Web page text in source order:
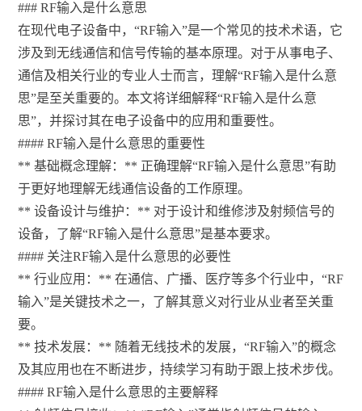
### RF输入是什么意思
在现代电子设备中，“RF输入”是一个常见的技术术语，它
涉及到无线通信和信号传输的基本原理。对于从事电子、
通信及相关行业的专业人士而言，理解“RF输入是什么意
思”是至关重要的。本文将详细解释“RF输入是什么意
思”，并探讨其在电子设备中的应用和重要性。
#### RF输入是什么意思的重要性
** 基础概念理解：** 正确理解“RF输入是什么意思”有助
于更好地理解无线通信设备的工作原理。
** 设备设计与维护：** 对于设计和维修涉及射频信号的
设备，了解“RF输入是什么意思”是基本要求。
#### 关注RF输入是什么意思的必要性
** 行业应用：** 在通信、广播、医疗等多个行业中，“RF
输入”是关键技术之一，了解其意义对行业从业者至关重
要。
** 技术发展：** 随着无线技术的发展，“RF输入”的概念
及其应用也在不断进步，持续学习有助于跟上技术步伐。
#### RF输入是什么意思的主要解释